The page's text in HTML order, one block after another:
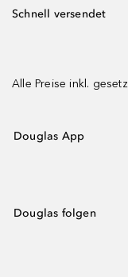
Schnell versendet
Alle Preise inkl.
Douglas App
Douglas folgen